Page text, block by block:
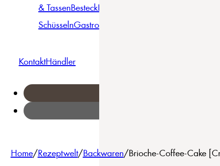
& TassenBesteckBowls &
SchüsselnGastro
KontaktHändler
Home/Rezeptwelt/Backwaren/Brioche-Coffee-Cake